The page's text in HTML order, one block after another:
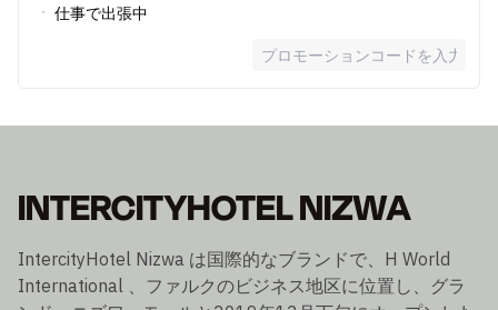
仕事で出張中
プロモーションコードを入力
INTERCITYHOTEL NIZWA
IntercityHotel Nizwa は国際的なブランドで、H World
International 、ファルクのビジネス地区に位置し、グラ